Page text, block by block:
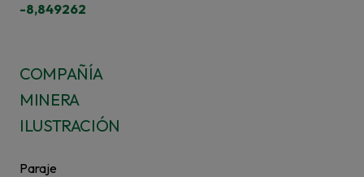
-8,849262
COMPAÑÍA
MINERA
ILUSTRACIÓN
Paraje